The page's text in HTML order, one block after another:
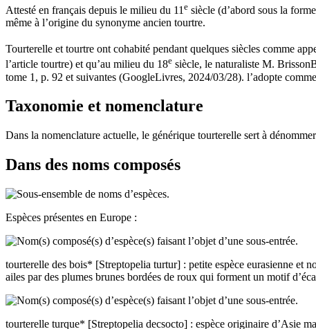
Attesté en français depuis le milieu du 11 e siècle (d’abord sous la forme
même à l’origine du synonyme ancien tourtre.
Tourterelle et tourtre ont cohabité pendant quelques siècles comme
l’article tourtre) et qu’au milieu du 18e siècle, le naturaliste M. Brisson
tome 1, p. 92 et suivantes (GoogleLivres, 2024/03/28). l’adopte
Taxonomie et nomenclature
Dans la nomenclature actuelle, le générique tourterelle sert à
Dans des noms composés
Espèces présentes en Europe :
tourterelle des bois* [Streptopelia turtur] : petite espèce eurasienne et
ailes par des plumes brunes bordées de roux qui forment un motif
tourterelle turque* [Streptopelia decsocto] : espèce originaire d’Asie